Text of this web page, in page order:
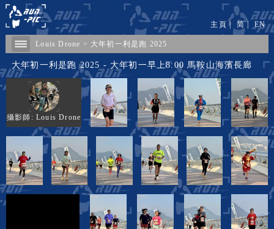
Louis Drone > 大年初一利是跑 2025
主頁 | 简| EN
大年初一利是跑 2025 - 大年初一早上8:00 馬鞍山海濱長廊
攝影師: Louis Drone